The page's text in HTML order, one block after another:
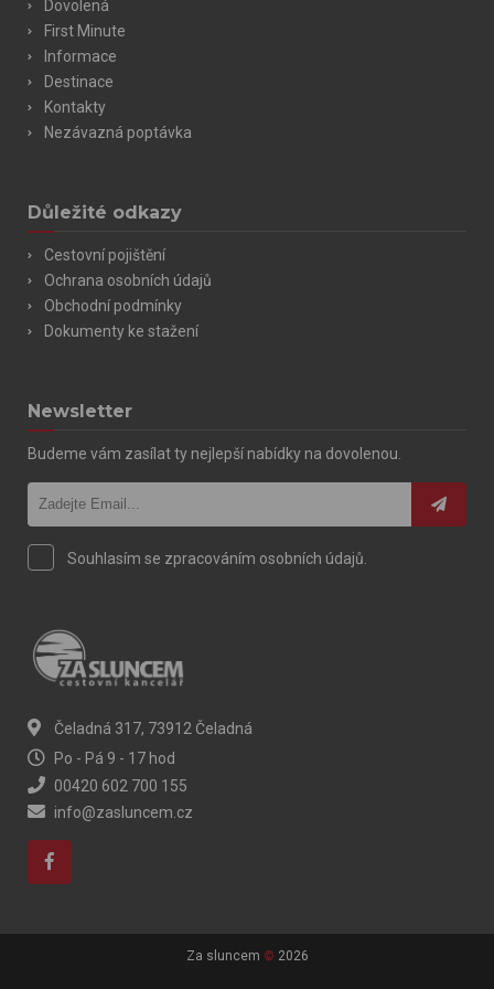
Dovolená
First Minute
Informace
Destinace
Kontakty
Nezávazná poptávka
Důležité odkazy
Cestovní pojištění
Ochrana osobních údajů
Obchodní podmínky
Dokumenty ke stažení
Newsletter
Budeme vám zasílat ty nejlepší nabídky na dovolenou.
Souhlasím se zpracováním osobních údajů.
Čeladná 317, 73912 Čeladná
Po - Pá 9 - 17 hod
00420 602 700 155
info@zasluncem.cz
Za sluncem © 2026